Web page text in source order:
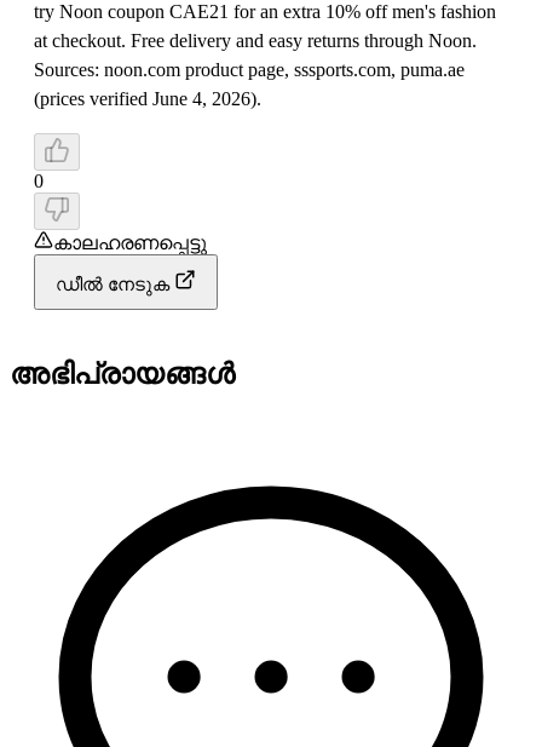
try Noon coupon CAE21 for an extra 10% off men's fashion
at checkout. Free delivery and easy returns through Noon.
Sources: noon.com product page, sssports.com, puma.ae
(prices verified June 4, 2026).
0
കാലഹരണപ്പെട്ടു
ഡീൽ നേടുക
അഭിപ്രായങ്ങൾ